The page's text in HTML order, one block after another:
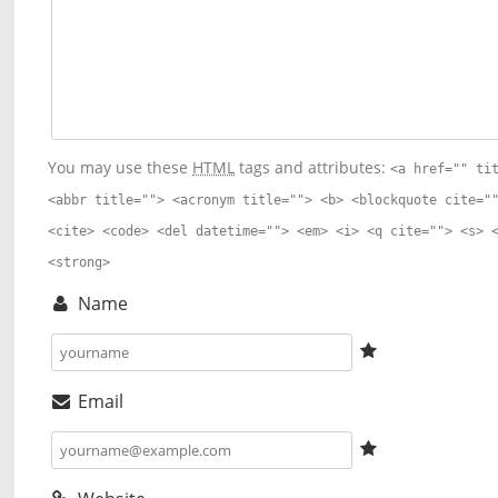
You may use these HTML tags and attributes:<a href=""
<abbr title=""> <acronym title=""> <b> <blockquote
<cite> <code> <del datetime=""> <em> <i> <q cite=""> <s>
<strong>
Name
Email